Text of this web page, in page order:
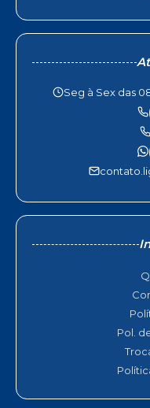
Seg à Sex das
Pol.